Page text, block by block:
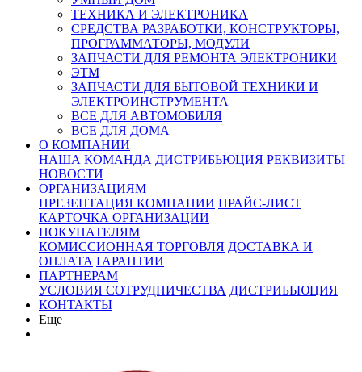
ТЕХНИКА И ЭЛЕКТРОНИКА
СРЕДСТВА РАЗРАБОТКИ, КОНСТРУКТОРЫ,
ПРОГРАММАТОРЫ, МОДУЛИ
ЗАПЧАСТИ ДЛЯ РЕМОНТА ЭЛЕКТРОНИКИ
ЭТМ
ЗАПЧАСТИ ДЛЯ БЫТОВОЙ ТЕХНИКИ И
ЭЛЕКТРОИНСТРУМЕНТА
ВСЕ ДЛЯ АВТОМОБИЛЯ
ВСЕ ДЛЯ ДОМА
О КОМПАНИИ
НАША КОМАНДА ДИСТРИБЬЮЦИЯ РЕКВИЗИТЫ
НОВОСТИ
ОРГАНИЗАЦИЯМ
ПРЕЗЕНТАЦИЯ КОМПАНИИ ПРАЙС-ЛИСТ
КАРТОЧКА ОРГАНИЗАЦИИ
ПОКУПАТЕЛЯМ
КОМИССИОННАЯ ТОРГОВЛЯ ДОСТАВКА И
ОПЛАТА ГАРАНТИИ
ПАРТНЕРАМ
УСЛОВИЯ СОТРУДНИЧЕСТВА ДИСТРИБЬЮЦИЯ
КОНТАКТЫ
Еще